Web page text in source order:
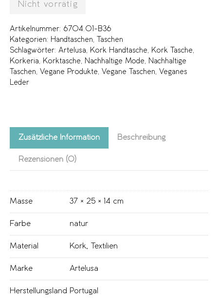
Nicht vorrätig
Artikelnummer: 6704.01-B36
Kategorien: Handtaschen,
Taschen
Schlagwörter: Artelusa, Kork Handtasche, Kork Tasche,
Korkeria, Korktasche, Nachhaltige Mode,
Nachhaltige
Taschen, Vegane Produkte, Vegane Taschen, Veganes
Leder
Zusätzliche Information Beschreibung
Rezensionen (0)
Masse 37 × 25 × 14 cm
Farbe natur
Material Kork, Textilien
Marke Artelusa
Herstellungsland Portugal